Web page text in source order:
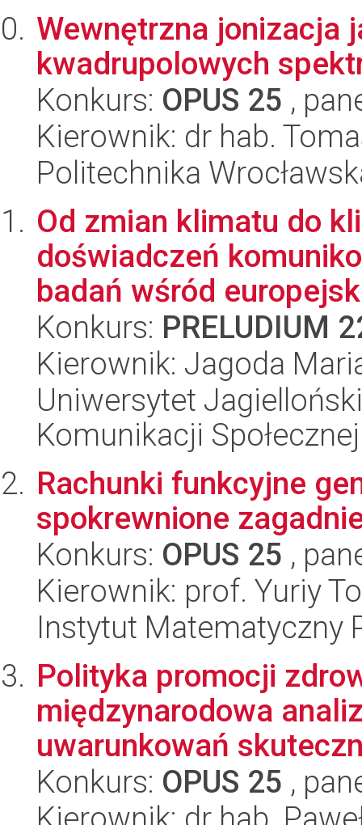
Wewnętrzna jonizacja
kwadrupolowych
Konkurs: OPUS 25 ,
Kierownik: dr hab.
Politechnika
Od zmian klimatu do
doświadczeń
badań wśród
Konkurs: PRELUDIUM
Kierownik: Jagoda
Uniwersytet
Komunikacji Społecznej
Rachunki funkcyjne
spokrewnione
Konkurs: OPUS 25 ,
Kierownik: prof. Yuriy
Instytut Matematyczny
Polityka promocji
międzynarodowa
uwarunkowań
Konkurs: OPUS 25 ,